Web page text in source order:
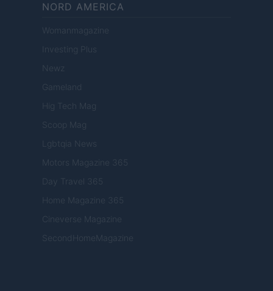
NORD AMERICA
Womanmagazine
Investing Plus
Newz
Gameland
Hig Tech Mag
Scoop Mag
Lgbtqia News
Motors Magazine 365
Day Travel 365
Home Magazine 365
Cineverse Magazine
SecondHomeMagazine